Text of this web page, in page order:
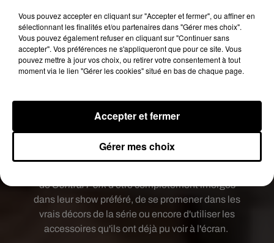
l'heureux(se) élu(e) repartira avecun
abonnement gratuit d’un an à Netflix, un pack de
goodies avec un mug Central Park, un t-shirt
Friendset des sucreries, en plus des 900€ promis.
remplissez toutes les conditions, vous pouvez
vous consoler en bookant un aller-retour pour
deCentral Perkd'être complètement imergés
dans leur show préféré, de se promener dans les
vrais décors de la série ou encore d'utiliser les
accessoires qu'ils ont déjà pu voir à l'écran.
Vous pouvez accepter en cliquant sur "Accepter et fermer", ou affiner en
sélectionnant les finalités et/ou partenaires dans "Gérer mes choix".
Vous pouvez également refuser en cliquant sur "Continuer sans
accepter". Vos préférences ne s'appliqueront que pour ce site. Vous
pouvez mettre à jour vos choix, ou retirer votre consentement à tout
moment via le lien "Gérer les cookies" situé en bas de chaque page.
Gérer mes choix
Accepter et fermer